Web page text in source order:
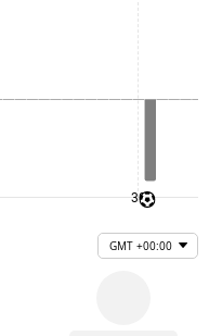
30'
GMT +00:00